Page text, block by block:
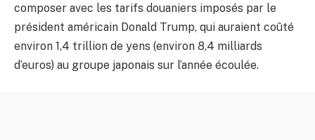
composer avec les tarifs douaniers imposés par le
président américain Donald Trump, qui auraient coûté
environ 1,4 trillion de yens (environ 8,4 milliards
d’euros) au groupe japonais sur l’année écoulée.